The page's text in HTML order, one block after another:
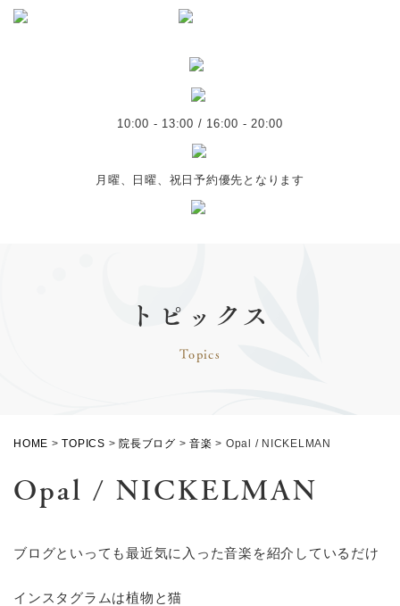
10:00 - 13:00 / 16:00 - 20:00
月曜、日曜、祝日予約優先となります
トピックス
Topics
HOME >TOPICS > 院長ブログ > 音楽 > Opal / NICKELMAN
Opal / NICKELMAN
ブログといっても最近気に入った音楽を紹介しているだけ
インスタグラムは植物と猫